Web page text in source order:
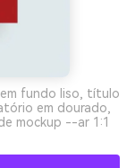
fundo liso, título
em dourado,
mockup --ar 1:1